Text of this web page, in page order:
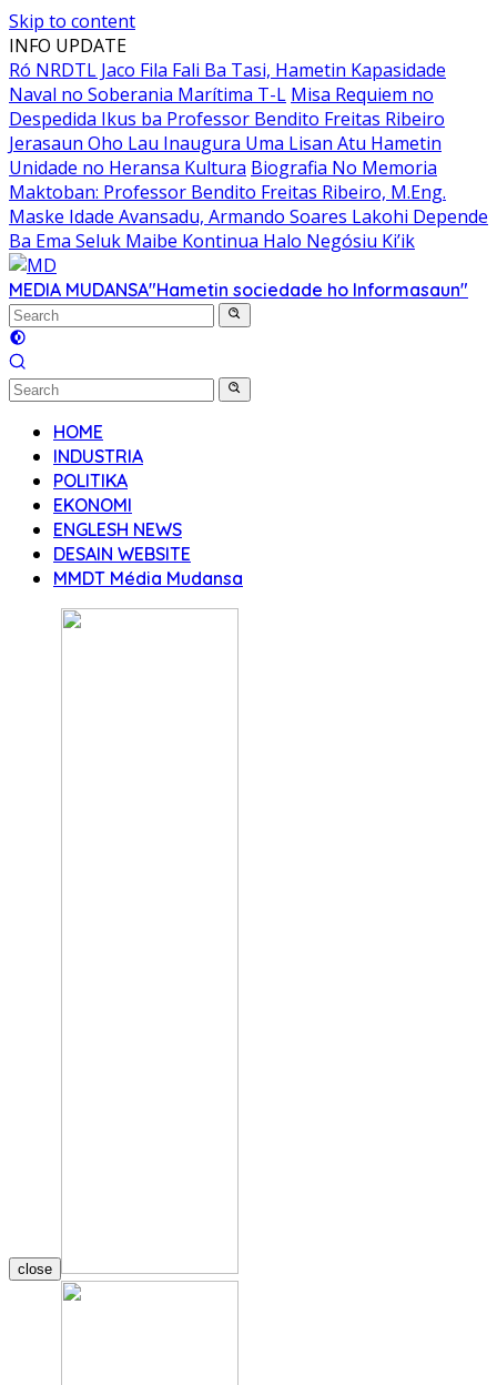
Skip to content
INFO UPDATE
Ró NRDTL Jaco Fila Fali Ba Tasi, Hametin Kapasidade
Naval no Soberania Marítima T-L Misa Requiem no
Despedida Ikus ba Professor Bendito Freitas Ribeiro
Jerasaun Oho Lau Inaugura Uma Lisan Atu Hametin
Unidade no Heransa Kultura Biografia No Memoria
Maktoban: Professor Bendito Freitas Ribeiro, M.Eng.
Maske Idade Avansadu, Armando Soares Lakohi Depende
Ba Ema Seluk Maibe Kontinua Halo Negósiu Ki’ik
MEDIA MUDANSA"Hametin sociedade ho Informasaun"
HOME
INDUSTRIA
POLITIKA
EKONOMI
ENGLESH NEWS
DESAIN WEBSITE
MMDT Média Mudansa
close